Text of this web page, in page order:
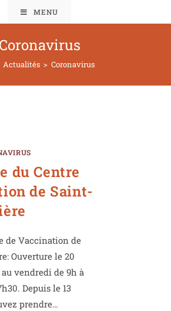
MENU
Coronavirus
Actualités > Coronavirus
du Centre
de Saint-
de Vaccination de
Ouverture le 20
vendredi de 9h à
Depuis le 13
prendre…